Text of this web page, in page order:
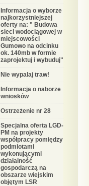
Informacja o wyborze
najkorzystniejszej
oferty na: " Budowa
sieci wodociągowej w
miejscowości
Gumowo na odcinku
ok. 140mb w formie
zaprojektuj i wybuduj"
Nie wypalaj traw!
Informacja o naborze
wniosków
Ostrzeżenie nr 28
Specjalna oferta LGD-
PM na projekty
współpracy pomiędzy
podmiotami
wykonującymi
działalność
gospodarczą na
obszarze wiejskim
objętym LSR